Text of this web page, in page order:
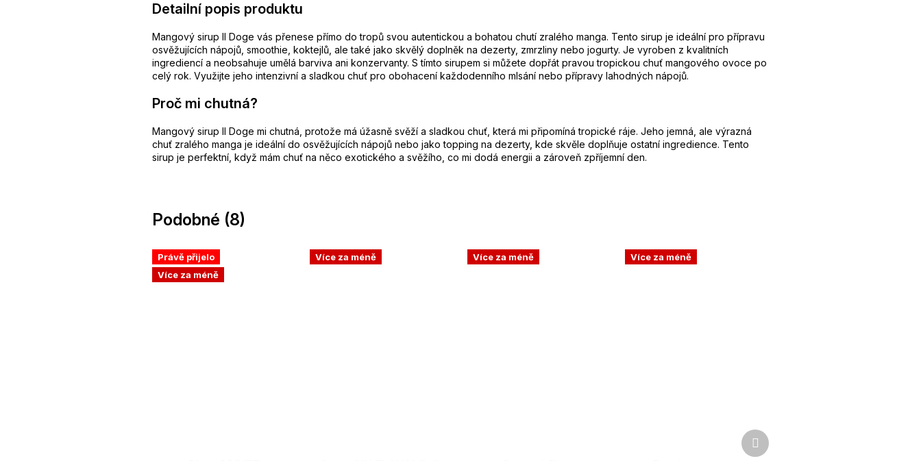
Detailní popis produktu
Mangový sirup Il Doge vás přenese přímo do tropů svou autentickou a bohatou chutí zralého manga. Tento sirup je ideální pro přípravu
osvěžujících nápojů, smoothie, koktejlů, ale také jako skvělý doplněk na dezerty, zmrzliny nebo jogurty. Je vyroben z kvalitních
ingrediencí a neobsahuje umělá barviva ani konzervanty. S tímto sirupem si můžete dopřát pravou tropickou chuť mangového ovoce po
celý rok. Využijte jeho intenzivní a sladkou chuť pro obohacení každodenního mlsání nebo přípravy lahodných nápojů.
Proč mi chutná?
Mangový sirup Il Doge mi chutná, protože má úžasně svěží a sladkou chuť, která mi připomíná tropické ráje. Jeho jemná, ale výrazná
chuť zralého manga je ideální do osvěžujících nápojů nebo jako topping na dezerty, kde skvěle doplňuje ostatní ingredience. Tento
sirup je perfektní, když mám chuť na něco exotického a svěžího, co mi dodá energii a zároveň zpříjemní den.
Podobné (8)
Právě přijelo
Více za méně
Více za méně Více za méně Více za méně
Další
produkt